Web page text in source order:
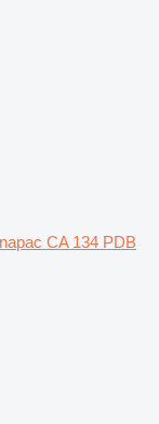
CA 134 PDB